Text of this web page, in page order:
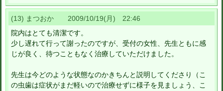
(13) まつおか 2009/10/19(月) 22:46
院内はとても清潔です。
少し遅れて行って謝ったのですが、受付の女性、先生ともに感
じが良く、待つこともなく治療していただけました。
先生は今どのような状態なのかきちんと説明してくださり（こ
の虫歯は症状がまだ軽いので治療せずに様子を見ましょう、こ